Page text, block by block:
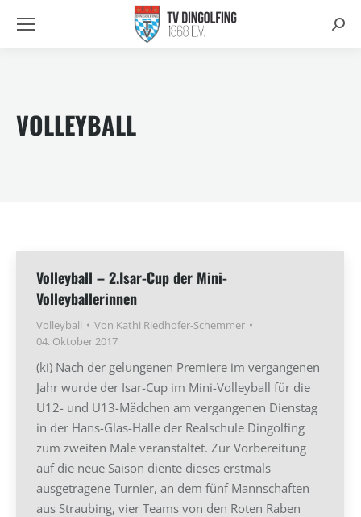
VOLLEYBALL
Volleyball – 2.Isar-Cup der Mini-
Volleyballerinnen
Volleyball Von Kathi Riedhofer-Schemmer
04. Oktober 2017
(ki) Nach der gelungenen Premiere im vergangenen
Jahr wurde der Isar-Cup im Mini-Volleyball für die
U12- und U13-Mädchen am vergangenen Dienstag
in der Hans-Glas-Halle der Realschule Dingolfing
zum zweiten Male veranstaltet. Zur Vorbereitung
auf die neue Saison diente dieses erstmals
ausgetragene Turnier, an dem fünf Mannschaften
aus Straubing, vier Teams von den Roten Raben